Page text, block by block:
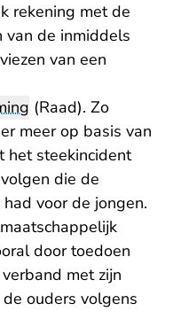
rekening met de
van de inmiddels
van een
(Raad). Zo
meer op basis van
het steekincident
die de
voor de jongen.
door toedoen
met zijn
ouders volgens